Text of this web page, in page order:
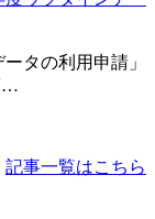
タの利用申請」
…
記事一覧はこちら